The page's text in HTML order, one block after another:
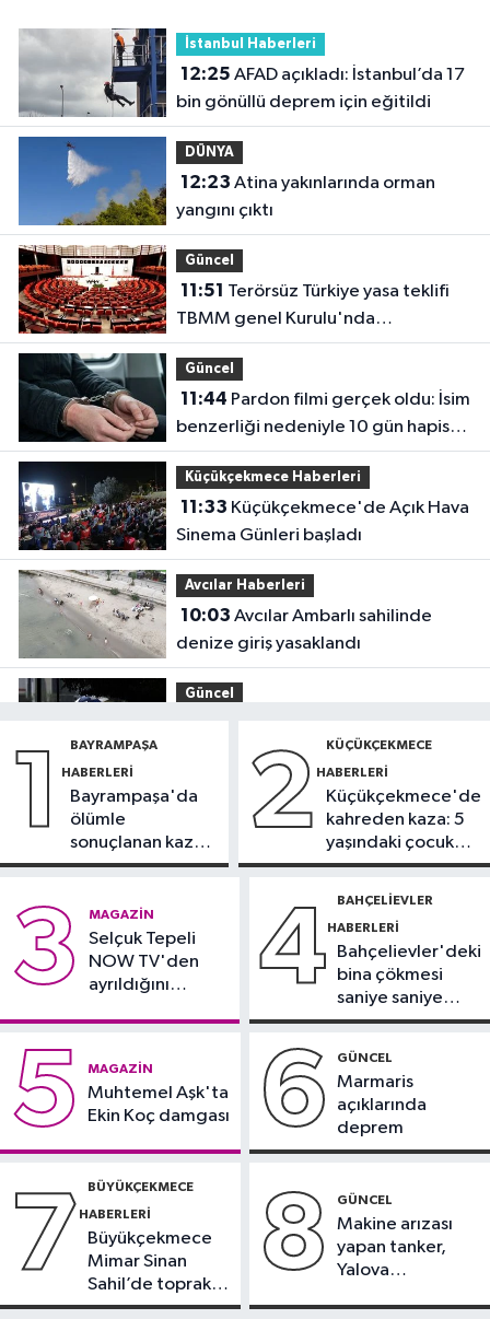
İstanbul Haberleri
12:25
bin gönüllü deprem için eğitildi
DÜNYA
12:23
yangını çıktı
Güncel
11:51
TBMM genel Kurulu'nda
görüşülecek.
Güncel
11:44
benzerliği nedeniyle 10 gün hapis
yattı
Küçükçekmece Haberleri
11:33
Sinema Günleri başladı
Avcılar Haberleri
10:03
denize giriş yasaklandı
Güncel
yağış ve fırtına geliyor
Ekonomi
Gram ve külçe satışları geriledi
09:05
ürünlerine yönelik denetim
Magazin
Ebru Gündeş'ten yeni pozlar
1 BAYRAMPAŞA
HABERLERI
Bayrampaşa'da
ölümle
sonuçlanan kaza:
Sürücü
2 KÜÇÜKÇEKMECE
HABERLERI
Küçükçekmece'de
kahreden kaza: 5
yaşındaki çocuk
yoğun bakımda
3 MAGAZIN
Selçuk Tepeli
NOW TV'den
ayrıldığını
4 BAHÇELIEVLER
HABERLERI
Bahçelievler'deki
bina çökmesi
saniye saniye
görüntülendi
5 MAGAZIN
Muhtemel Aşk'ta
Ekin Koç damgası
6 GÜNCEL
Marmaris
açıklarında
deprem
7 BÜYÜKÇEKMECE
HABERLERI
Büyükçekmece
Mimar Sinan
Sahil’de toprak
kayması
8 GÜNCEL
Makine arızası
yapan tanker,
Yalova